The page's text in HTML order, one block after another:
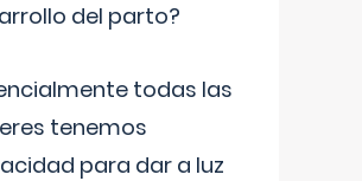
del parto?
todas las
tenemos
para dar a luz